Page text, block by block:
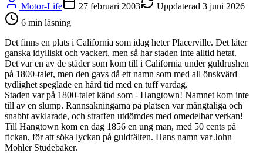
Motor-Life 27 februari 2003 Uppdaterad 3 juni 2026
6 min läsning
Det finns en plats i California som idag heter Placerville. Det låter
ganska idylliskt och vackert, men så har staden inte alltid hetat.
Det var en av de städer som kom till i California under guldrushen
på 1800-talet, men den gavs då ett namn som med all önskvärd
tydlighet speglade en hård tid med en tuff vardag.
Staden var på 1800-talet känd som - Hangtown! Namnet kom inte
till av en slump. Rannsakningarna på platsen var mångtaliga och
snabbt avklarade, och straffen utdömdes med omedelbar verkan!
Till Hangtown kom en dag 1856 en ung man, med 50 cents på
fickan, för att söka lyckan på guldfälten. Hans namn var John
Mohler Studebaker.